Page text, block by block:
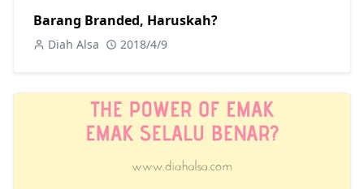
Barang Branded, Haruskah?
Diah Alsa 2018/4/9